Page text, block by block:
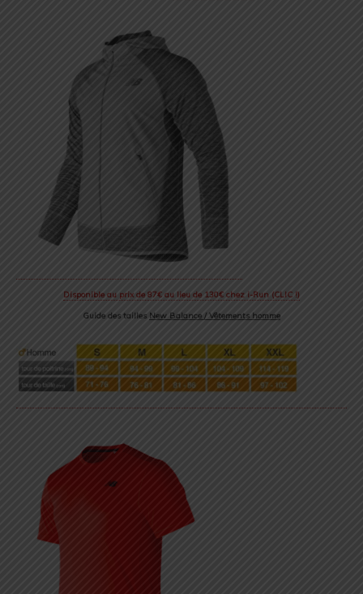
Disponible au prix de 87€ au lieu de 130€ chez i-Run (CLIC !)
Guide des tailles New Balance / Vêtements homme